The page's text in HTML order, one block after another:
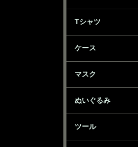
Tシャツ
ケース
マスク
ぬいぐるみ
ツール